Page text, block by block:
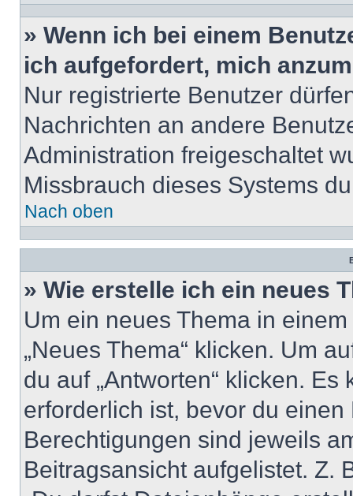
» Wenn ich bei einem
ich aufgefordert, mich
Nur registrierte Benutzer
Nachrichten an andere
Administration freigeschaltet
Missbrauch dieses Systems
Nach oben
» Wie erstelle ich ein neues
Um ein neues Thema in
„Neues Thema“ klicken. Um
du auf „Antworten“ klicken.
erforderlich ist, bevor du
Berechtigungen sind jeweils
Beitragsansicht aufgelistet. Z.